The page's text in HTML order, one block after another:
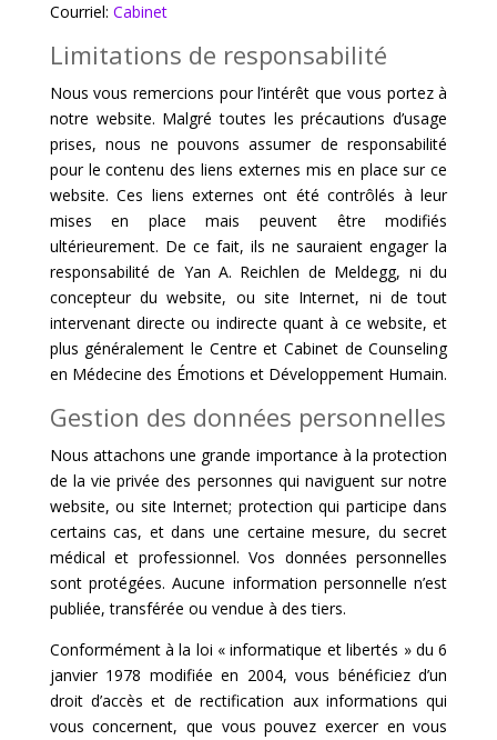
Courriel: Cabinet
Limitations de responsabilité
Nous vous remercions pour l’intérêt que vous portez à
notre website. Malgré toutes les précautions d’usage
prises, nous ne pouvons assumer de responsabilité
pour le contenu des liens externes mis en place sur ce
website. Ces liens externes ont été contrôlés à leur
mises en place mais peuvent être modifiés
ultérieurement. De ce fait, ils ne sauraient engager la
responsabilité de Yan A. Reichlen de Meldegg, ni du
concepteur du website, ou site Internet, ni de tout
intervenant directe ou indirecte quant à ce website, et
plus généralement le Centre et Cabinet de Counseling
en Médecine des Émotions et Développement Humain.
Gestion des données personnelles
Nous attachons une grande importance à la protection
de la vie privée des personnes qui naviguent sur notre
website, ou site Internet; protection qui participe dans
certains cas, et dans une certaine mesure, du secret
médical et professionnel. Vos données personnelles
sont protégées. Aucune information personnelle n’est
publiée, transférée ou vendue à des tiers.
Conformément à la loi « informatique et libertés » du 6
janvier 1978 modifiée en 2004, vous bénéficiez d’un
droit d’accès et de rectification aux informations qui
vous concernent, que vous pouvez exercer en vous